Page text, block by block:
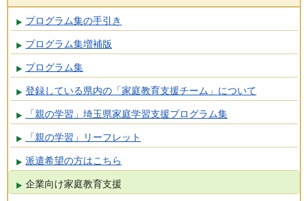
プログラム集の手引き
プログラム集増補版
プログラム集
登録している県内の「家庭教育支援チーム」について
「親の学習」埼玉県家庭学習支援プログラム集
「親の学習」リーフレット
派遣希望の方はこちら
企業向け家庭教育支援